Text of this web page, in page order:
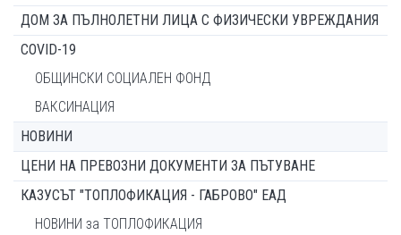
ДОМ ЗА ПЪЛНОЛЕТНИ ЛИЦА С ФИЗИЧЕСКИ УВРЕЖДАНИЯ
COVID-19
ОБЩИНСКИ СОЦИАЛЕН ФОНД
ВАКСИНАЦИЯ
НОВИНИ
ЦЕНИ НА ПРЕВОЗНИ ДОКУМЕНТИ ЗА ПЪТУВАНЕ
КАЗУСЪТ "ТОПЛОФИКАЦИЯ - ГАБРОВО" ЕАД
НОВИНИ за ТОПЛОФИКАЦИЯ